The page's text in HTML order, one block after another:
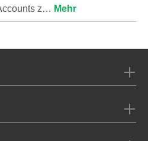
z… Mehr